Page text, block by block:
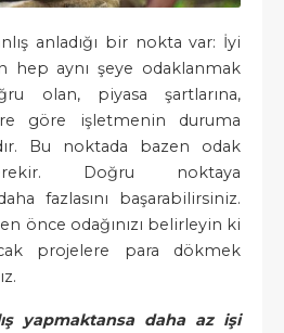
anladığı bir nokta var: İyi
hep aynı şeye odaklanmak
olan, piyasa şartlarına,
göre işletmenin duruma
Bu noktada bazen odak
Doğru noktaya
fazlasını başarabilirsiniz.
önce odağınızı belirleyin ki
projelere para dökmek
yapmaktansa daha az işi